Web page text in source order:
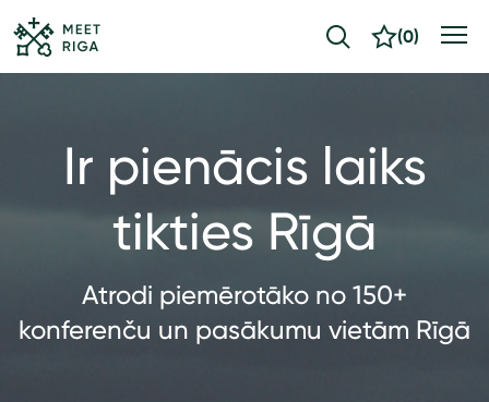
(0)
Ir pienācis laiks
tikties Rīgā
Atrodi piemērotāko no 150+
konferenču un pasākumu vietām Rīgā